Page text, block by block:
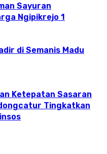
Sayuran
Ngipikrejo 1
di Semanis Madu
Ketepatan Sasaran
Tingkatkan